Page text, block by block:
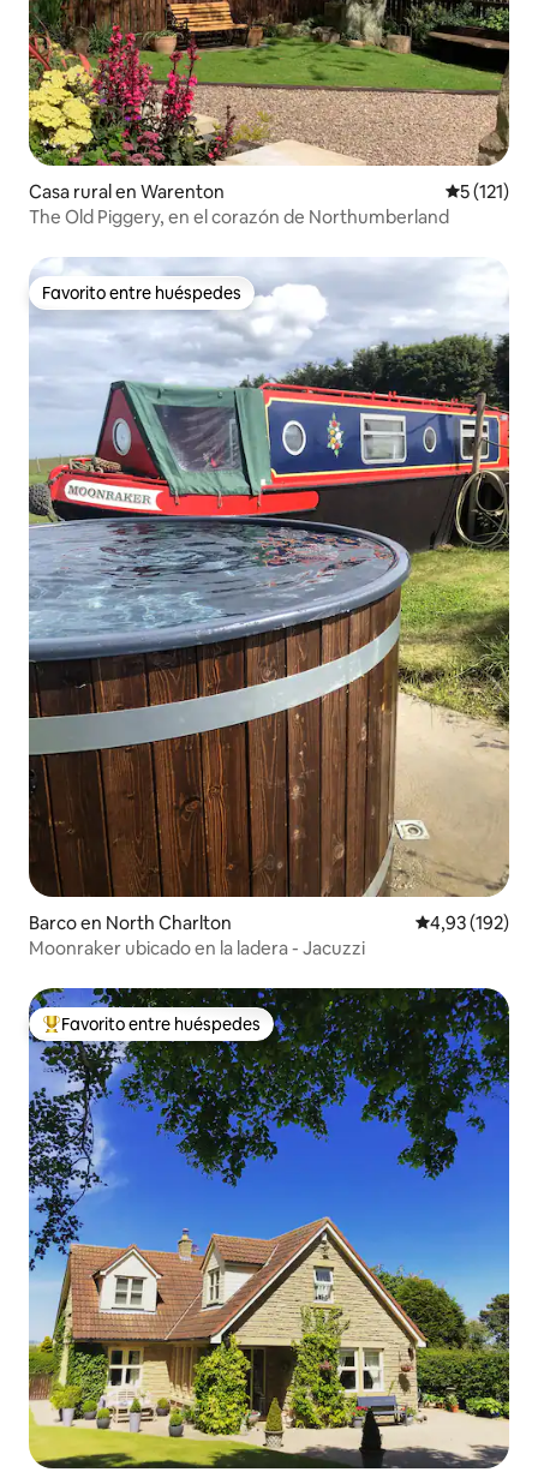
Casa rural en Warenton
5 (121)
The Old Piggery, en el corazón de Northumberland
Favorito entre huéspedes
Favorito entre huéspedes
Barco en North Charlton Calificación
4,93 (192)
Moonraker ubicado en la ladera - Jacuzzi
Favorito entre los huéspedes más destacados
Favorito entre huéspedes